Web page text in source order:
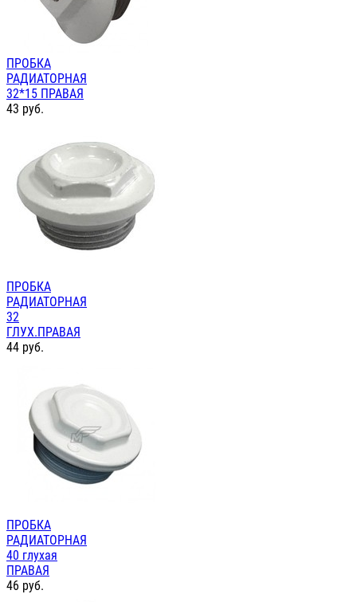
ПРОБКА
РАДИАТОРНАЯ
32*15 ПРАВАЯ
43 руб.
ПРОБКА
РАДИАТОРНАЯ
32
ГЛУХ.ПРАВАЯ
44 руб.
ПРОБКА
РАДИАТОРНАЯ
40 глухая
ПРАВАЯ
46 руб.